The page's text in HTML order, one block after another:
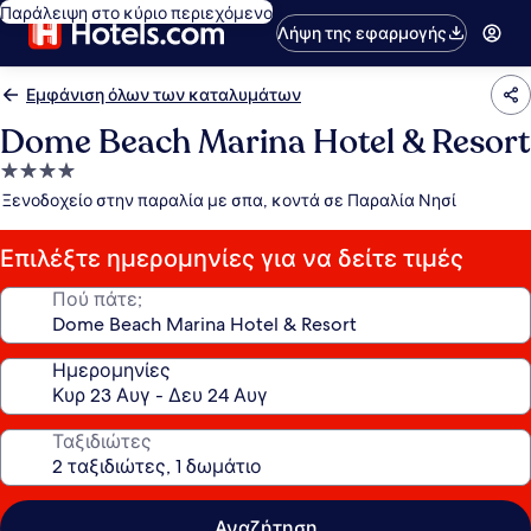
Παράλειψη στο κύριο περιεχόμενο
Λήψη της εφαρμογής
Εμφάνιση όλων των καταλυμάτων
Dome Beach Marina Hotel & Resort
Κατάλυμα
με
αστέρια
Ξενοδοχείο στην παραλία με σπα, κοντά σε Παραλία Νησί
Επιλέξτε ημερομηνίες για να δείτε τιμές
Πού πάτε;
Ημερομηνίες
Ταξιδιώτες